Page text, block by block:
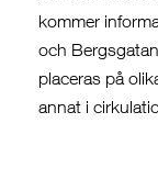
kommer
och
placeras på
annat i